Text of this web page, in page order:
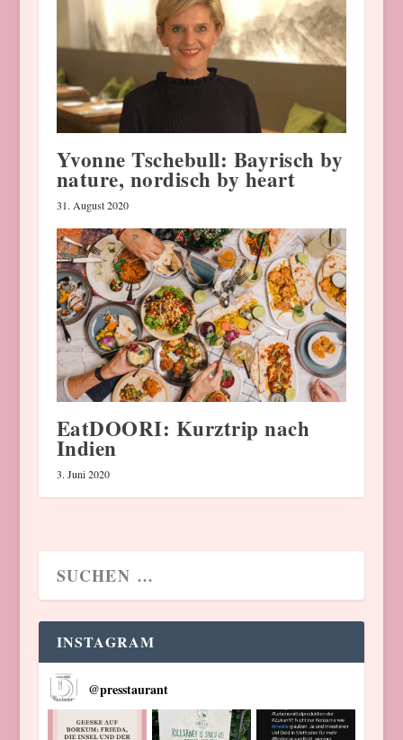
Yvonne Tschebull: Bayrisch by
nature, nordisch by heart
31. August 2020
EatDOORI: Kurztrip nach
Indien
3. Juni 2020
INSTAGRAM
@presstaurant